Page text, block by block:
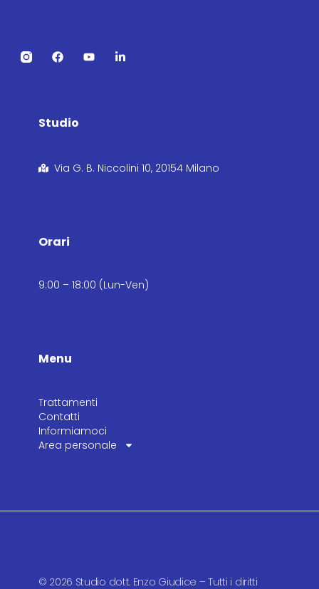
Studio
Via G. B. Niccolini 10, 20154 Milano
Orari
9:00 – 18:00 (Lun-Ven)
Menu
Trattamenti
Contatti
Informiamoci
Area personale
© 2026 Studio dott. Enzo Giudice – Tutti i diritti